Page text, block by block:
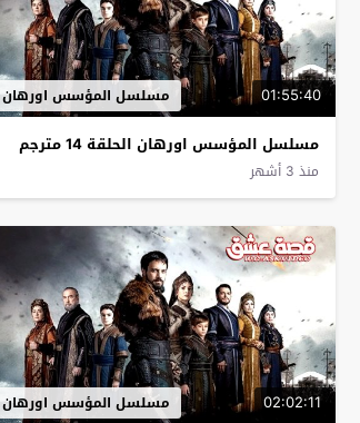
01:55:40 مسلسل المؤسس اورهان
مسلسل المؤسس اورهان الحلقة 14 مترجم
منذ 3 أشهر
02:02:11 مسلسل المؤسس اورهان